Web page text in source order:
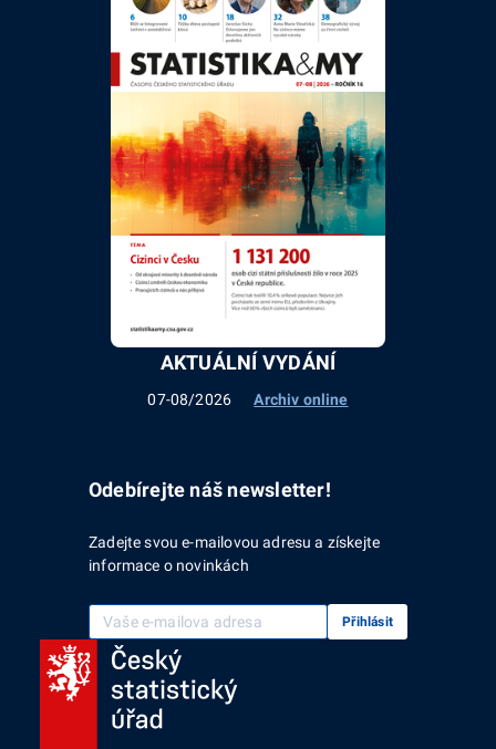
AKTUÁLNÍ VYDÁNÍ
07-08/2026 Archiv online
Odebírejte náš newsletter!
Zadejte svou e-mailovou adresu a získejte
informace o novinkách
Vaše e-mailová adresa Přihlásit